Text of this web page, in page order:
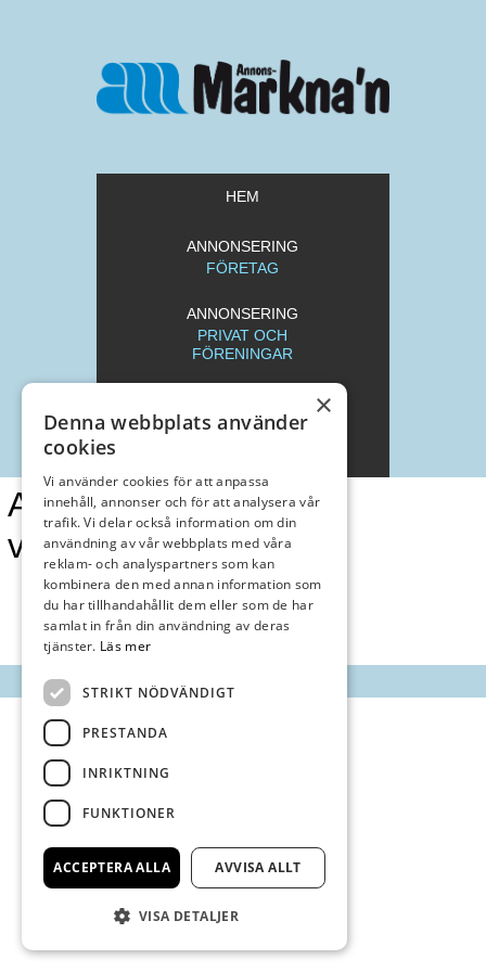
HEM
ANNONSERING
FÖRETAG
ANNONSERING
PRIVAT OCH
FÖRENINGAR
Annonsmarknan
vecka 46
×
Denna webbplats använder
cookies
Vi använder cookies för att anpassa
innehåll, annonser och för att analysera vår
trafik. Vi delar också information om din
användning av vår webbplats med våra
reklam- och analyspartners som kan
kombinera den med annan information som
du har tillhandahållit dem eller som de har
samlat in från din användning av deras
tjänster. Läs mer
STRIKT NÖDVÄNDIGT
PRESTANDA
INRIKTNING
FUNKTIONER
ACCEPTERA ALLA AVVISA ALLT
VISA DETALJER